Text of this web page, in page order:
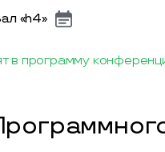
«h4»
в программу